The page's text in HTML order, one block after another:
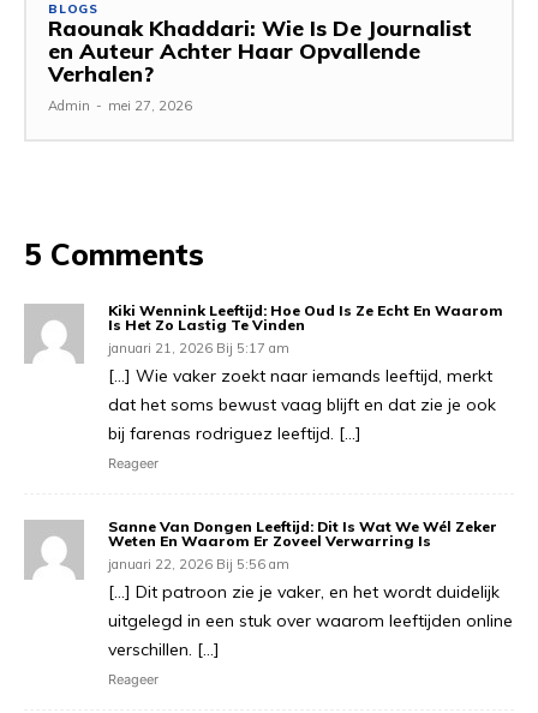
BLOGS
Raounak Khaddari: Wie Is De Journalist
en Auteur Achter Haar Opvallende
Verhalen?
Admin - mei 27, 2026
5 Comments
Kiki Wennink Leeftijd: Hoe Oud Is Ze Echt En Waarom
Is Het Zo Lastig Te Vinden
januari 21, 2026 Bij 5:17 am
[…] Wie vaker zoekt naar iemands leeftijd, merkt
dat het soms bewust vaag blijft en dat zie je ook
bij farenas rodriguez leeftijd. […]
Reageer
Sanne Van Dongen Leeftijd: Dit Is Wat We Wél Zeker
Weten En Waarom Er Zoveel Verwarring Is
januari 22, 2026 Bij 5:56 am
[…] Dit patroon zie je vaker, en het wordt duidelijk
uitgelegd in een stuk over waarom leeftijden online
verschillen. […]
Reageer